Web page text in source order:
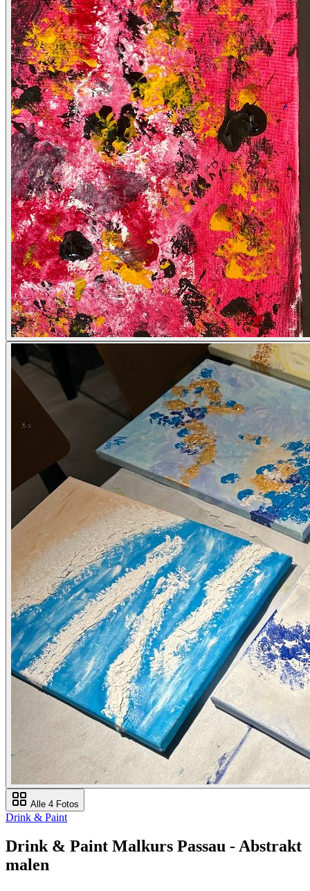
Alle 4 Fotos
Drink & Paint
Drink & Paint Malkurs Passau - Abstrakt
malen